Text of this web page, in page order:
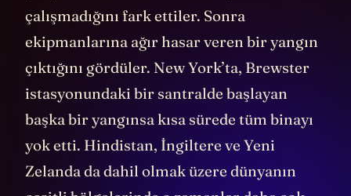
çalışmadığını fark ettiler. Sonra
ekipmanlarına ağır hasar veren bir yangın
çıktığını gördüler. New York’ta, Brewster
istasyonundaki bir santralde başlayan
başka bir yangınsa kısa sürede tüm binayı
yok etti. Hindistan, İngiltere ve Yeni
Zelanda da dahil olmak üzere dünyanın